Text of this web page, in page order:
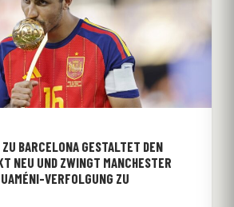
BARCELONA GESTALTET DEN
NEU UND ZWINGT MANCHESTER
VERFOLGUNG ZU